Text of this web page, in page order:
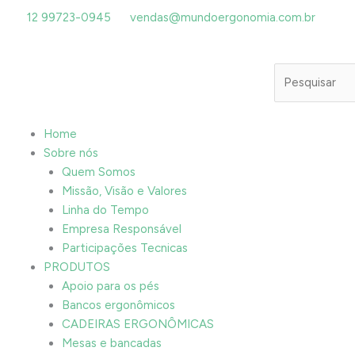
12 99723-0945 vendas@mundoergonomia.com.br
Home
Sobre nós
Quem Somos
Missão, Visão e Valores
Linha do Tempo
Empresa Responsável
Participações Tecnicas
PRODUTOS
Apoio para os pés
Bancos ergonômicos
CADEIRAS ERGONÔMICAS
Mesas e bancadas